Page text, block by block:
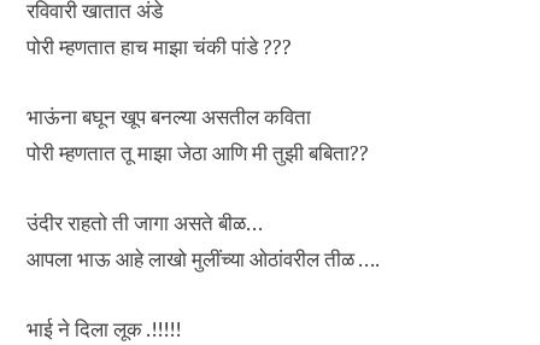
रविवारी खातात अंडे
पोरी म्हणतात हाच माझा चंकी पांडे ???
भाऊंना बघून खूप बनल्या असतील कविता
पोरी म्हणतात तू माझा जेठा आणि मी तुझी बबिता??
उंदीर राहतो ती जागा असते बीळ…
आपला भाऊ आहे लाखो मुलींच्या ओठांवरील तीळ ….
भाई ने दिला लूक .!!!!!